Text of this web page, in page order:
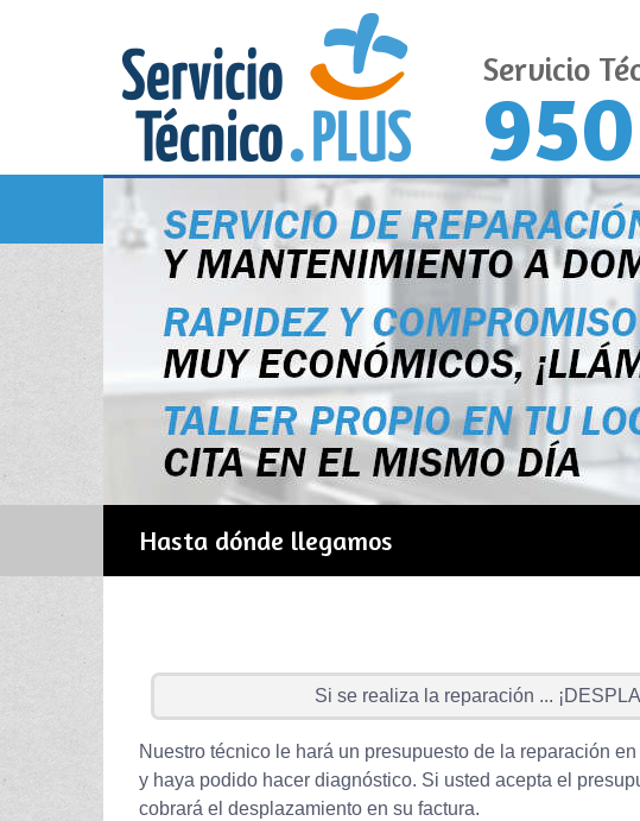
Servicio
Hasta dónde llegamos
Si se realiza la reparación ...
Nuestro técnico le hará un presupuesto de la reparación
y haya podido hacer diagnóstico. Si usted acepta el
cobrará el desplazamiento en su factura.